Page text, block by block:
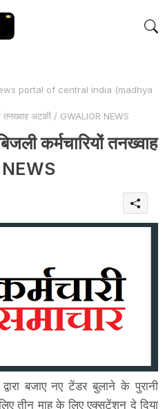
portal of central india (madhya
तनख्वाह अटकी / GWALIOR NEWS
कर्मचारियों तनख्वाह
बजाए नए टेंडर बुलाने के पुरानी
तीन माह के लिए एक्सटेंशन दे दिया